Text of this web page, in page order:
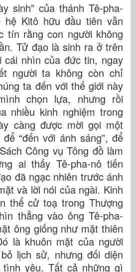
sinh” của thánh Tê-pha-
Kitô hữu đầu tiên vẫn
tín rằng con người không
Tử đạo là sinh ra ở trên
cái nhìn của đức tin, ngay
người ta không còn chỉ
ta đến với thế giới này
chọn lựa, nhưng rồi
nhiều kinh nghiệm trong
càng được mời gọi một
“đến với ánh sáng”, để
Công vụ Tông đồ làm
ai thấy Tê-pha-nô tiến
đã ngạc nhiên trước ánh
và lời nói của ngài. Kinh
thể cử toạ trong Thượng
thẳng vào ông Tê-pha-
ông giống như mặt thiên
là khuôn mặt của người
lịch sử, nhưng đối diện
yêu. Tất cả những gì